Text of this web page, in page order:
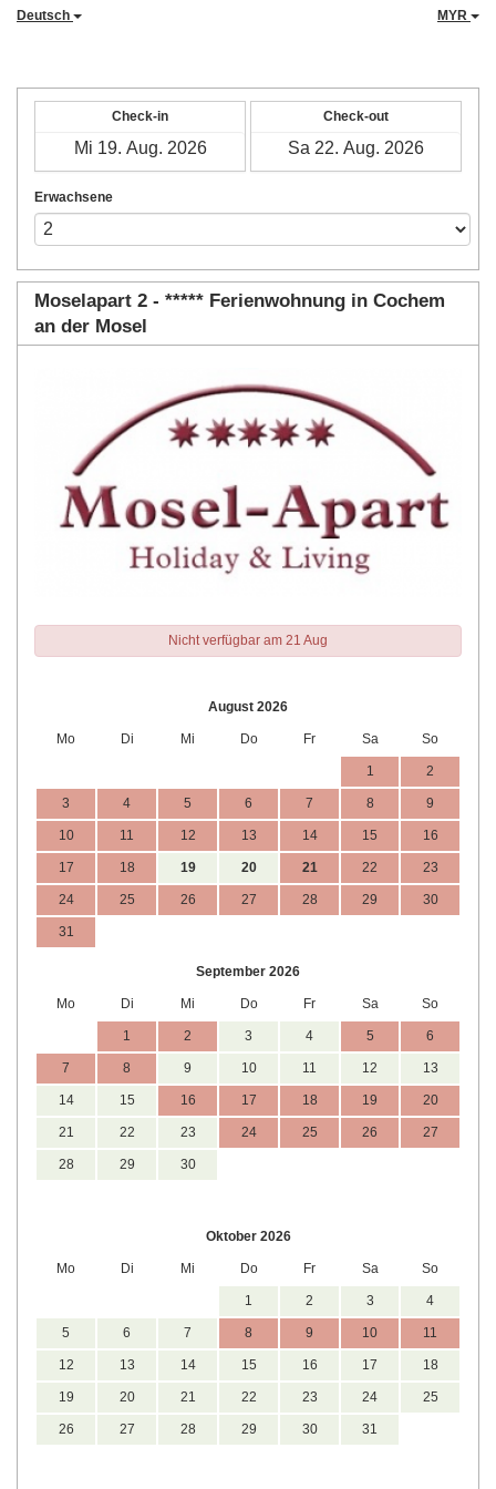
Deutsch MYR
Check-in Check-out
Erwachsene
Moselapart 2 - ***** Ferienwohnung in Cochem
an der Mosel
Nicht verfügbar am 21 Aug
August 2026
Mo Di Mi Do Fr Sa So
1 2
3 4 5 6 7 8 9
10 11 12 13 14 15 16
17 18 19 20 21 22 23
24 25 26 27 28 29 30
31
September 2026
Mo Di Mi Do Fr Sa So
1 2 3 4 5 6
7 8 9 10 11 12 13
14 15 16 17 18 19 20
21 22 23 24 25 26 27
28 29 30
Oktober 2026
Mo Di Mi Do Fr Sa So
1 2 3 4
5 6 7 8 9 10 11
12 13 14 15 16 17 18
19 20 21 22 23 24 25
26 27 28 29 30 31